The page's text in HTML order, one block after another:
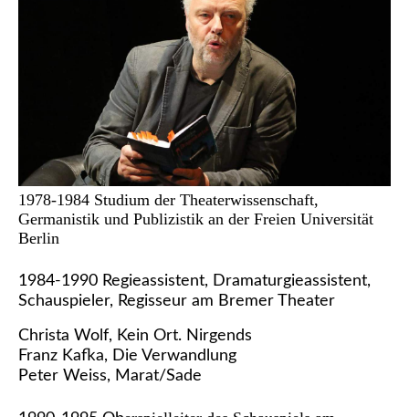
1978-1984 Studium der Theaterwissenschaft,
Germanistik und Publizistik an der Freien Universität
Berlin
1984-1990 Regieassistent, Dramaturgieassistent,
Schauspieler, Regisseur am Bremer Theater
Christa Wolf, Kein Ort. Nirgends
Franz Kafka, Die Verwandlung
Peter Weiss, Marat/Sade